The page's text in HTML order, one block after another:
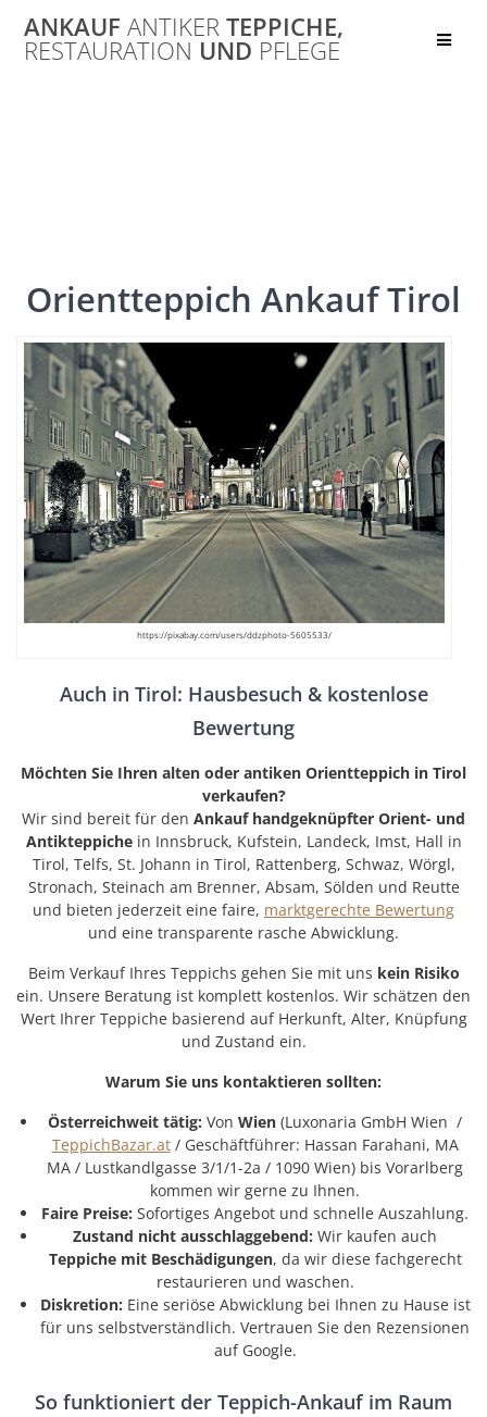
to
content
ANKAUF ANTIKERTEPPICHE,
RESTAURATION UND PFLEGE
Orientteppich Ankauf Tirol
https://pixabay.com/users/ddzphoto-5605533/
Auch in Tirol: Hausbesuch & kostenlose
Bewertung
Möchten Sie Ihren alten oder antiken Orientteppich in Tirol
verkaufen?
Wir sind bereit für den Ankauf handgeknüpfter Orient- und
Antikteppichein Innsbruck, Kufstein, Landeck, Imst, Hall in
Tirol, Telfs, St. Johann in Tirol, Rattenberg, Schwaz, Wörgl,
Stronach, Steinach am Brenner, Absam, Sölden und Reutte
und bieten jederzeit eine faire, marktgerechte Bewertung
und eine transparente rasche Abwicklung.
Beim Verkauf Ihres Teppichs gehen Sie mit uns kein Risiko
ein. Unsere Beratung ist komplett kostenlos. Wir schätzen den
Wert Ihrer Teppiche basierend auf Herkunft, Alter, Knüpfung
und Zustand ein.
Warum Sie uns kontaktieren sollten:
Österreichweit tätig: Von Wien (Luxonaria GmbH Wien /
TeppichBazar.at/ Geschäftführer: Hassan Farahani, MA
MA / Lustkandlgasse 3/1/1-2a / 1090 Wien) bis Vorarlberg
kommen wir gerne zu Ihnen.
Faire Preise: Sofortiges Angebot und schnelle Auszahlung.
Zustand nicht ausschlaggebend: Wir kaufen auch
Teppiche mit Beschädigungen, da wir diese fachgerecht
restaurieren und waschen.
Diskretion: Eine seriöse Abwicklung bei Ihnen zu Hause ist
für uns selbstverständlich. Vertrauen Sie den Rezensionen
auf Google.
So funktioniert der Teppich-Ankauf im Raum